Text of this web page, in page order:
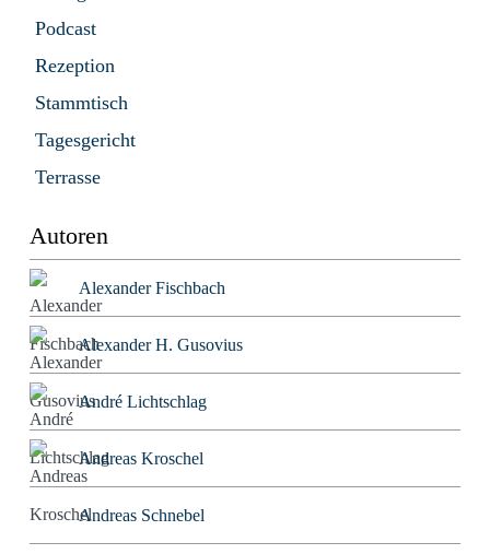
Podcast
Rezeption
Stammtisch
Tagesgericht
Terrasse
Autoren
Alexander Fischbach
Alexander H. Gusovius
André Lichtschlag
Andreas Kroschel
Andreas Schnebel